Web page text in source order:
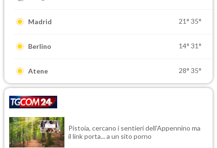
Madrid 21° 35°
Berlino 14° 31°
Atene 28° 35°
Pistoia, cercano i sentieri dell'Appennino ma
il link porta... a un sito porno